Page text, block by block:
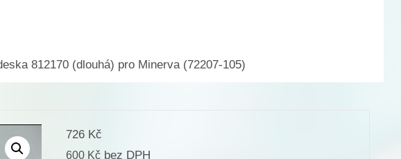
812170 (dlouhá) pro Minerva (72207-105)
726 Kč
600 Kč bez DPH